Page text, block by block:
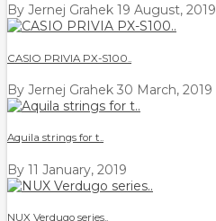
By Jernej Grahek 19 August, 2019
CASIO PRIVIA PX-S100..
By Jernej Grahek 30 March, 2019
Aquila strings for t..
By 11 January, 2019
NUX Verdugo series..